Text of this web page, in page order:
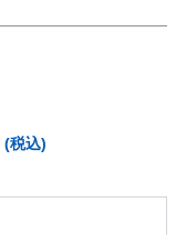
(税込)